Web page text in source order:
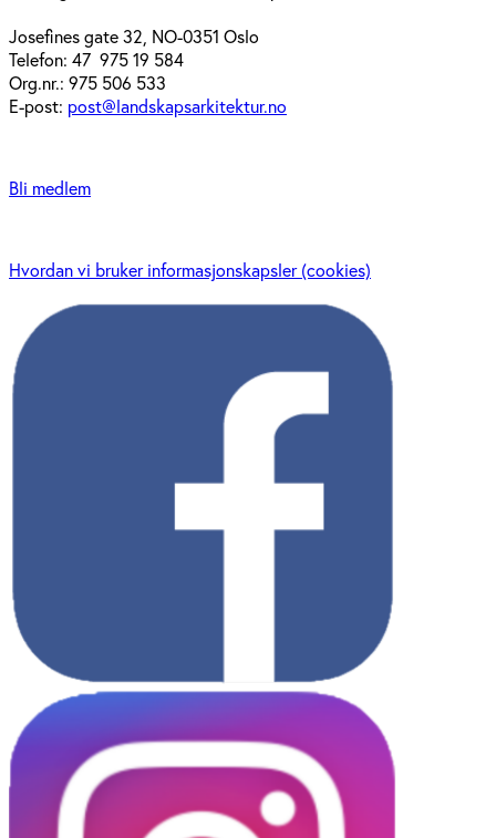
Josefines gate 32, NO-0351 Oslo
Telefon: 47 975 19 584
Org.nr.: 975 506 533
E-post: post@landskapsarkitektur.no
Bli medlem
Hvordan vi bruker informasjonskapsler (cookies)